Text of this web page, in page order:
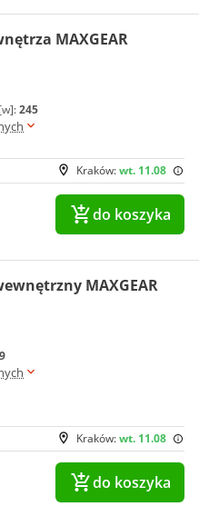
MAXGEAR
245
Kraków:wt. 11.08
do koszyka
MAXGEAR
Kraków:wt. 11.08
do koszyka